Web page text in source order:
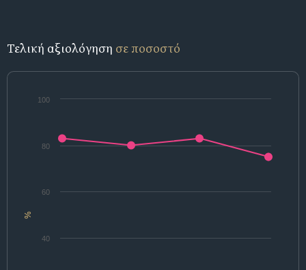
Τελική αξιολόγηση σε ποσοστό
%
40
60
80
100